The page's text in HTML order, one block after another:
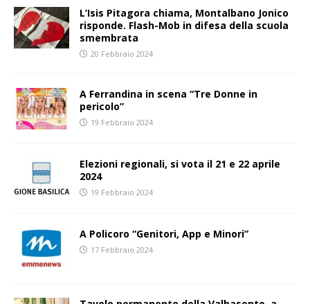
L’Isis Pitagora chiama, Montalbano Jonico
risponde. Flash-Mob in difesa della scuola
smembrata
20 Febbraio 2024
A Ferrandina in scena “Tre Donne in
pericolo”
19 Febbraio 2024
Elezioni regionali, si vota il 21 e 22 aprile
2024
19 Febbraio 2024
A Policoro “Genitori, App e Minori”
17 Febbraio 2024